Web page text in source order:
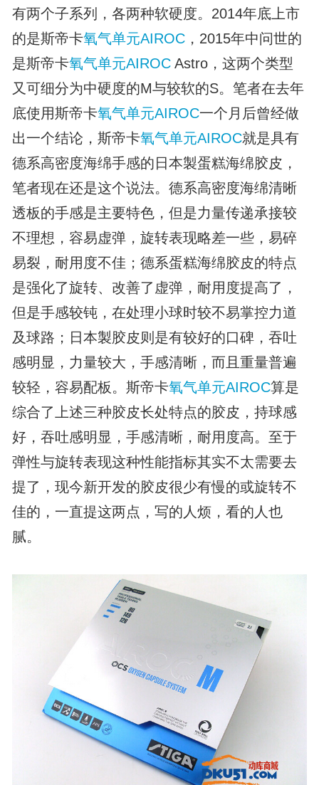
有两个子系列，各两种软硬度。2014年底上市
的是斯帝卡氧气单元AIROC，2015年中问世的
是斯帝卡氧气单元AIROCAstro，这两个类型
又可细分为中硬度的M与较软的S。笔者在去年
底使用斯帝卡氧气单元AIROC一个月后曾经做
出一个结论，斯帝卡氧气单元AIROC就是具有
德系高密度海绵手感的日本製蛋糕海绵胶皮，
笔者现在还是这个说法。德系高密度海绵清晰
透板的手感是主要特色，但是力量传递承接较
不理想，容易虚弹，旋转表现略差一些，易碎
易裂，耐用度不佳；德系蛋糕海绵胶皮的特点
是强化了旋转、改善了虚弹，耐用度提高了，
但是手感较钝，在处理小球时较不易掌控力道
及球路；日本製胶皮则是有较好的口碑，吞吐
感明显，力量较大，手感清晰，而且重量普遍
较轻，容易配板。斯帝卡氧气单元AIROC算是
综合了上述三种胶皮长处特点的胶皮，持球感
好，吞吐感明显，手感清晰，耐用度高。至于
弹性与旋转表现这种性能指标其实不太需要去
提了，现今新开发的胶皮很少有慢的或旋转不
佳的，一直提这两点，写的人烦，看的人也
腻。